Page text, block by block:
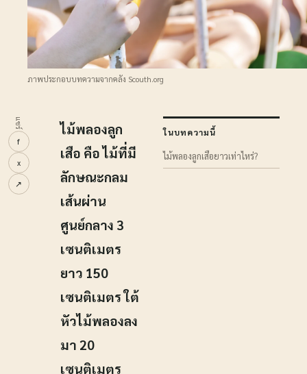
ภาพประกอบบทความจากคลัง Scouth.org
แชร์
f
x
↗
ไม้พลองลูก
เสือ คือ ไม้ที่มี
ลักษณะกลม
เส้นผ่าน
ศูนย์กลาง 3
เซนติเมตร
ยาว 150
เซนติเมตร ใต้
หัวไม้พลองลง
มา 20
เซนติเมตร
ในบทความนี้
ไม้พลองลูกเสือยาวเท่าไหร่?